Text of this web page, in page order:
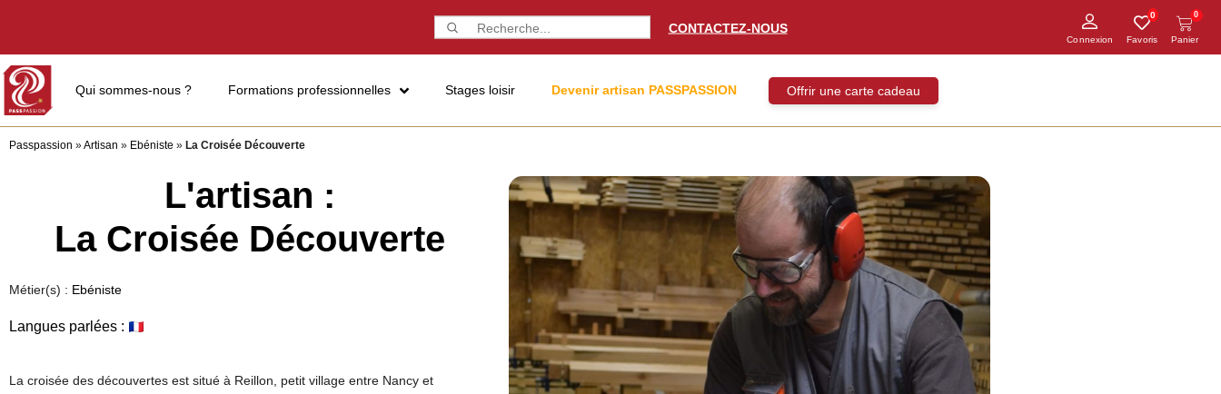
CONTACTEZ-NOUS
0 0
Qui sommes-nous ? Formations professionnelles Stages loisir Devenir artisan PASSPASSION Offrir une carte cadeau
Passpassion »Artisan » Ebéniste » La Croisée Découverte
L'artisan :
La Croisée Découverte
Métier(s) : Ebéniste
Langues parlées :
La croisée des découvertes est situé à Reillon, petit village entre Nancy et